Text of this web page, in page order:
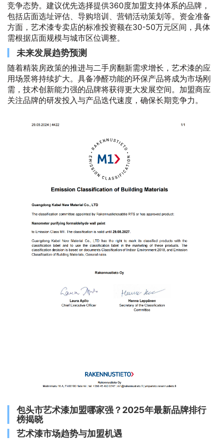
竞争态势。建议优先选择提供360度加盟支持体系的品牌，
包括店面选址评估、导购培训、营销活动策划等。资金准备
方面，艺术漆专卖店的标准投资额在30-50万元区间，具体
需根据店面规模与城市区位调整。
未来发展趋势预测
随着精装房政策的推进与二手房翻新需求增长，艺术漆的应
用场景将持续扩大。具备净醛功能的环保产品将成为市场刚
需，技术创新能力强的品牌将获得更大发展空间。加盟商应
关注品牌的研发投入与产品迭代速度，确保长期竞争力。
包头市艺术漆加盟哪家强？2025年最新品牌排行
榜揭晓
艺术漆市场趋势与加盟机遇